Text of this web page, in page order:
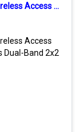
Ruijie RG-AP710 Wireless Access Point AC 1167Mbps 2x2 MIMO Port Gigabit, Cloud Control
Access
Dual-Band 2x2
Controller ,
Controller